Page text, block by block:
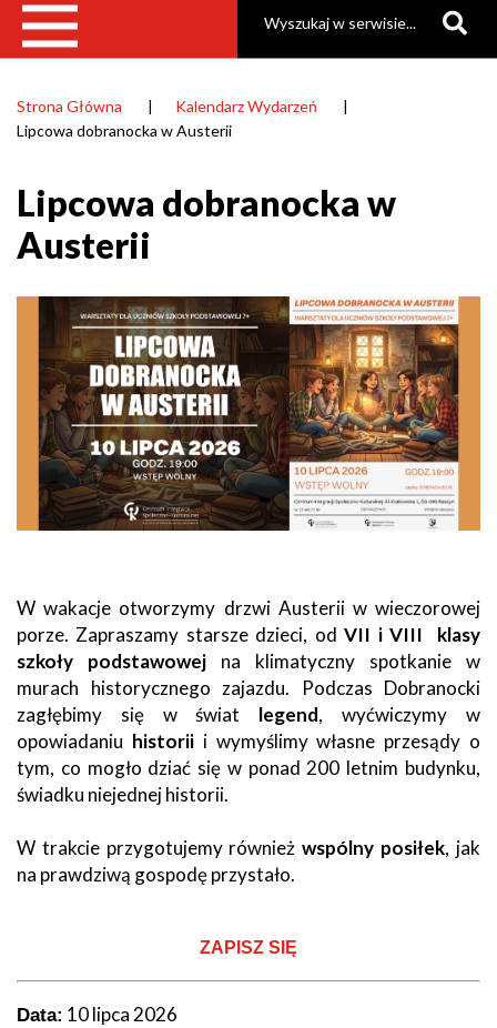
Ścieżka
Strona Główna
Kalendarz Wydarzeń
Lipcowa dobranocka w Austerii
Lipcowa dobranocka w
Austerii
W wakacje otworzymy drzwi Austerii w wieczorowej
porze. Zapraszamy starsze dzieci, odVII i VIII klasy
szkoły podstawowej na klimatyczny spotkanie w
murach historycznego zajazdu. Podczas Dobranocki
zagłębimy się w świat legend, wyćwiczymy w
opowiadaniu historii i wymyślimy własne przesądy o
tym, co mogło dziać się w ponad 200 letnim budynku,
świadku niejednej historii.
W trakcie przygotujemy równieżwspólny posiłek, jak
na prawdziwą gospodę przystało.
ZAPISZ SIĘ
Data: 10 lipca 2026